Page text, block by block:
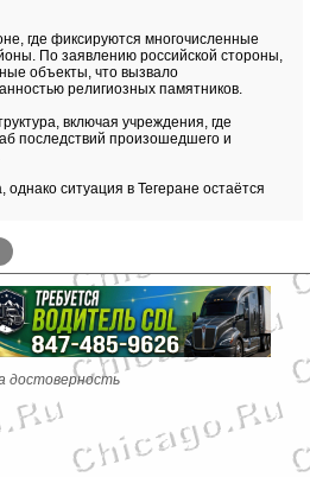
где фиксируются многочисленные
По заявлению российской стороны,
объекты, что вызвало
религиозных памятников.
включая учреждения, где
последствий произошедшего и
ситуация в Тегеране остаётся
достоверность